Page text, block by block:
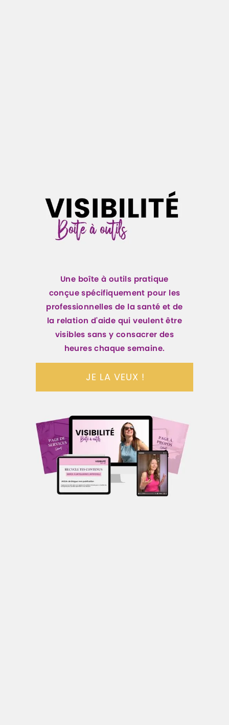
Une boîte à outils pratique
conçue spécifiquement pour les
professionnelles de la santé et de
la relation d'aide qui veulent être
visibles sans y consacrer des
heures chaque semaine.
JE LA VEUX !